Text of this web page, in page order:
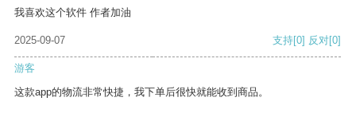
我喜欢这个软件 作者加油
2025-09-07 支持[0] 反对[0]
游客
这款app的物流非常快捷，我下单后很快就能收到商品。